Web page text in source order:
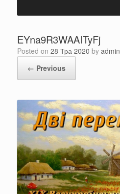
EYna9R3WAAITyFj
Posted on 28 Тра 2020 by admin
← Previous